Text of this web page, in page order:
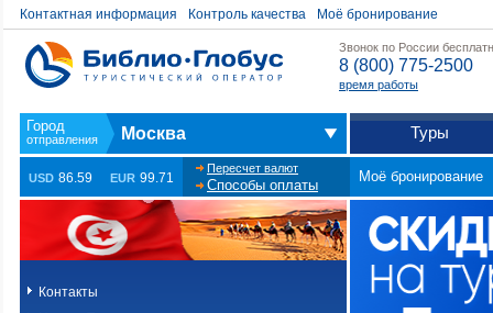
Контактная информация Контроль качества Моё бронирование
Звонок по России
8 (800) 775-2500
время работы
Москва Туры
USD 86.59 EUR 99.71
Пересчет валют
Способы оплаты
Моё бронирование
Контакты